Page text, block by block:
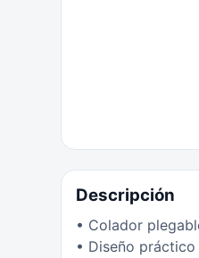
Descripción
• Colador
• Diseño